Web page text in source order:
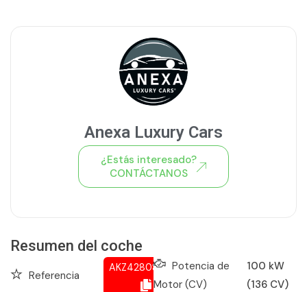
Resumen del coche
Referencia
AKZ428080657Potencia de
Motor (CV)
100 kW
(136 CV)
Anexa Luxury Cars
¿Estás interesado?
CONTÁCTANOS